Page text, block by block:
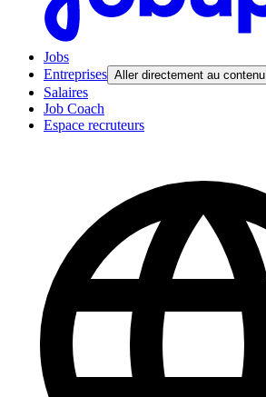
Jobs
Entreprises Aller directement au contenu
Salaires
Job Coach
Espace recruteurs